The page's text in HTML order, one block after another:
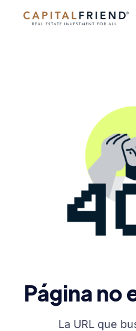
Página no
La URL que